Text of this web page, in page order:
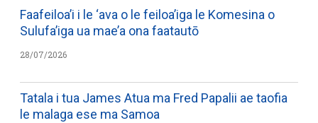
Faafeiloa’i i le ‘ava o le feiloa’iga le Komesina o
Sulufa’iga ua mae’a ona faatautō
28/07/2026
Tatala i tua James Atua ma Fred Papalii ae taofia
le malaga ese ma Samoa